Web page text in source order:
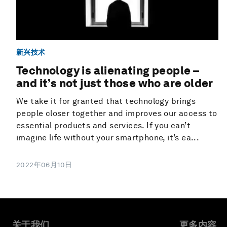
新兴技术
Technology is alienating people –
and it’s not just those who are older
We take it for granted that technology brings
people closer together and improves our access to
essential products and services. If you can’t
imagine life without your smartphone, it’s ea...
2022年06月10日
关于我们 更多内容